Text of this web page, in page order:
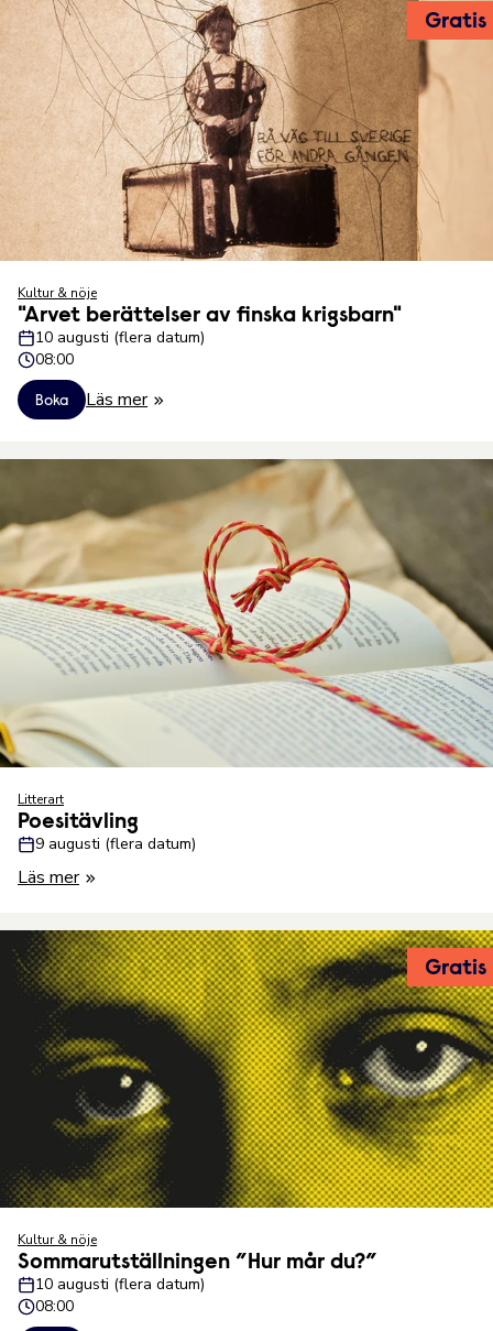
Gratis
Kultur & nöje
"Arvet berättelser av finska krigsbarn"
10 augusti (flera datum)
08:00
Boka Läs mer
Litterart
Poesitävling
9 augusti (flera datum)
Läs mer
Gratis
Kultur & nöje
Sommarutställningen ”Hur mår du?”
10 augusti (flera datum)
08:00